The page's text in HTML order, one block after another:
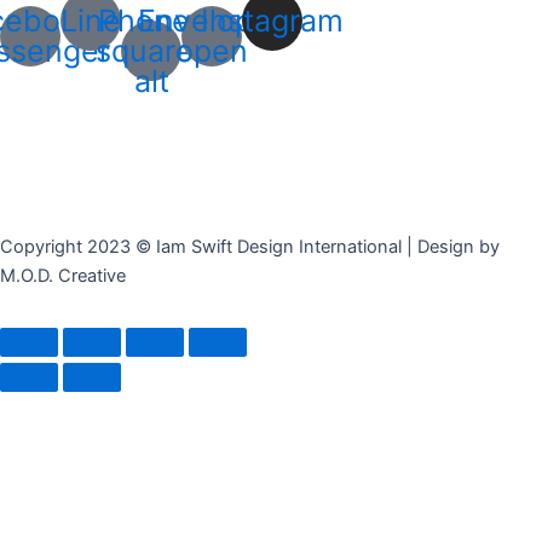
LinePhone-
square-
alt
Envelope-
open
Instagram
Copyright 2023 © Iam Swift Design International | Design by
M.O.D. Creative